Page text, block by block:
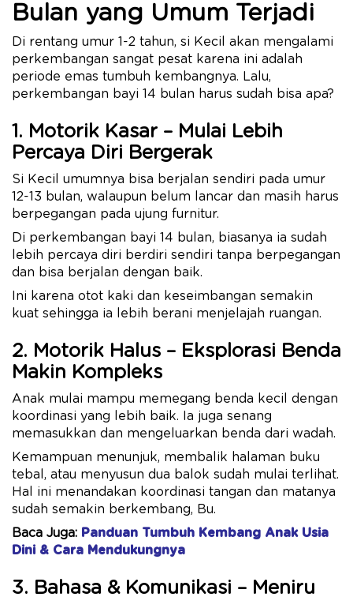
Bulan yang Umum Terjadi
Di rentang umur 1-2 tahun, si Kecil akan mengalami
perkembangan sangat pesat karena ini adalah
periode emas tumbuh kembangnya. Lalu,
perkembangan bayi 14 bulan harus sudah bisa apa?
1. Motorik Kasar – Mulai Lebih
Percaya Diri Bergerak
Si Kecil umumnya bisa berjalan sendiri pada umur
12-13 bulan, walaupun belum lancar dan masih harus
berpegangan pada ujung furnitur.
Di perkembangan bayi 14 bulan, biasanya ia sudah
lebih percaya diri berdiri sendiri tanpa berpegangan
dan bisa berjalan dengan baik.
Ini karena otot kaki dan keseimbangan semakin
kuat sehingga ia lebih berani menjelajah ruangan.
2. Motorik Halus – Eksplorasi Benda
Makin Kompleks
Anak mulai mampu memegang benda kecil dengan
koordinasi yang lebih baik. Ia juga senang
memasukkan dan mengeluarkan benda dari wadah.
Kemampuan menunjuk, membalik halaman buku
tebal, atau menyusun dua balok sudah mulai terlihat.
Hal ini menandakan koordinasi tangan dan matanya
sudah semakin berkembang, Bu.
Baca Juga: Panduan Tumbuh Kembang Anak Usia
Dini & Cara Mendukungnya
3. Bahasa & Komunikasi – Meniru